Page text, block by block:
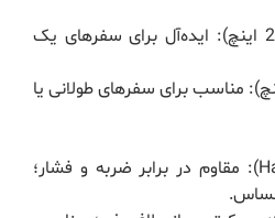
• چمدان متوسط (25 تا 27 اینچ): ایده‌آل برای سفرهای یک
بزرگ (28 تا 32 اینچ): مناسب برای سفرهای طولانی یا
• چمدان سخت (Hard-shell): مقاوم در برابر ضربه و فشار؛